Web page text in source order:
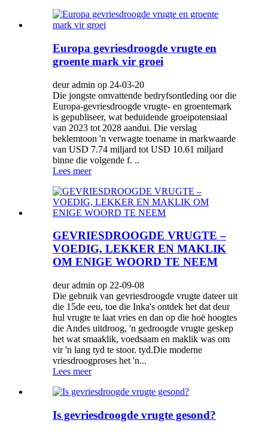
Europa gevriesdroogde vrugte en
groente mark vir groei
deur admin op 24-03-20
Die jongste omvattende bedryfsontleding oor die
Europa-gevriesdroogde vrugte- en groentemark
is gepubliseer, wat beduidende groeipotensiaal
van 2023 tot 2028 aandui. Die verslag
beklemtoon 'n verwagte toename in markwaarde
van USD 7.74 miljard tot USD 10.61 miljard
binne die volgende f. ..
Lees meer
GEVRIESDROOGDE VRUGTE –
VOEDIG, LEKKER EN MAKLIK
OM ENIGE WOORD TE NEEM
deur admin op 22-09-08
Die gebruik van gevriesdroogde vrugte dateer uit
die 15de eeu, toe die Inka's ontdek het dat deur
hul vrugte te laat vries en dan op die hoë hoogtes
die Andes uitdroog, 'n gedroogde vrugte geskep
het wat smaaklik, voedsaam en maklik was om
vir 'n lang tyd te stoor. tyd.Die moderne
vriesdroogproses het 'n...
Lees meer
Is gevriesdroogde vrugte gesond?